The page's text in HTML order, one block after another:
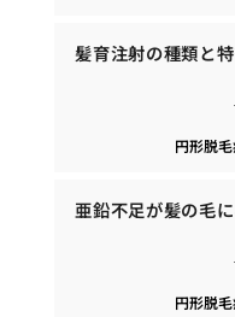
髪育注射の種類と
円形脱
亜鉛不足が髪の毛
円形脱